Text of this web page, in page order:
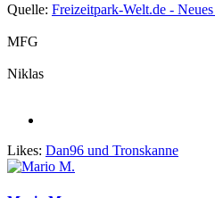
Quelle: Freizeitpark-Welt.de -
MFG
Niklas
Likes: Dan96 und Tronskanne